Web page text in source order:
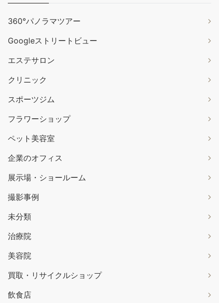
360°パノラマツアー
Googleストリートビュー
エステサロン
クリニック
スポーツジム
フラワーショップ
ペット美容室
企業のオフィス
展示場・ショールーム
撮影事例
未分類
治療院
美容院
買取・リサイクルショップ
飲食店